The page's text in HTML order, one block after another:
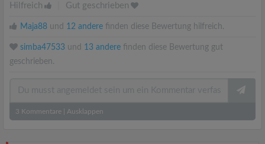
Hilfreich Gut geschrieben
Maja88 und 12 andere finden diese Bewertung hilfreich.
simba47533 und 13 andere finden diese Bewertung gut
geschrieben.
3 Kommentare Ausklappen